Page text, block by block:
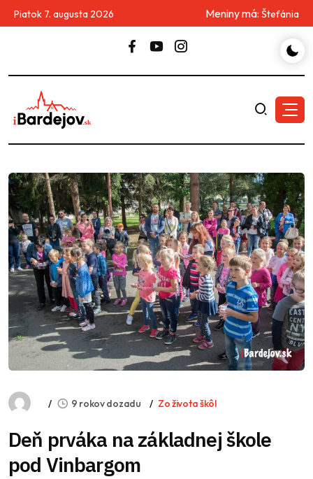
Piatok 7. augusta 2026 Meniny má: Štefánia
9 rokov dozadu Zo života škôl
Deň prváka na základnej škole
pod Vinbargom